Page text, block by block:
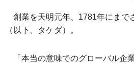
創業を天明元年、1781年にまで
（以下、タケダ）。
「本当の意味でのグローバル企